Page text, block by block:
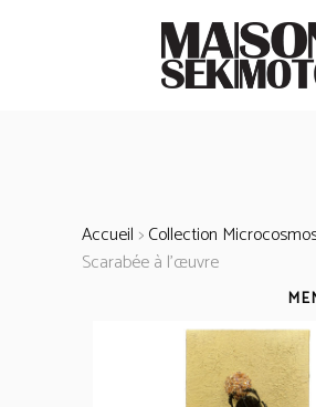
Accueil >Collection
Scarabée à l’œuvre